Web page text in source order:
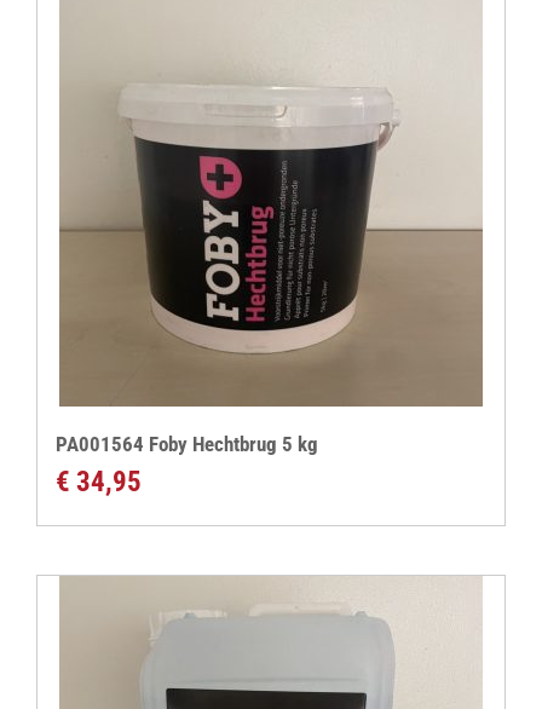
PA001564 Foby Hechtbrug 5 kg
€ 34,95